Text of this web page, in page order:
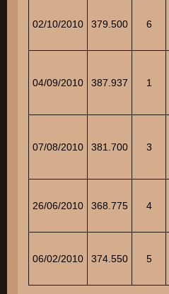
02/10/2010 379.500 6
04/09/2010 387.937 1
07/08/2010 381.700 3
26/06/2010 368.775 4
06/02/2010 374.550 5